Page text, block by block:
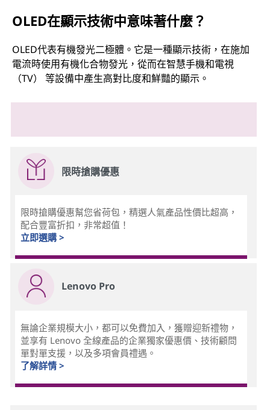
OLED在顯示技術中意味著什麼？
OLED代表有機發光二極體。它是一種顯示技術，在施加
電流時使用有機化合物發光，從而在智慧手機和電視
（TV） 等設備中產生高對比度和鮮豔的顯示。
限時搶購優惠
限時搶購優惠幫您省荷包，精選人氣產品性價比超高，
配合豐富折扣，非常超值！
立即選購 >
Lenovo Pro
無論企業規模大小，都可以免費加入，獲贈迎新禮物，
並享有 Lenovo 全線產品的企業獨家優惠價、技術顧問
單對單支援，以及多項會員禮遇。
了解詳情 >